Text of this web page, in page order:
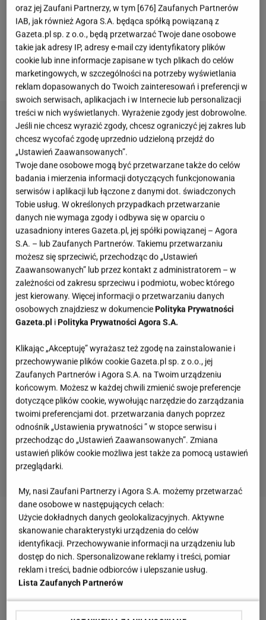
Ten regionalny wypiek od lat pojawia się na
rodzinnych stołach jako dodatek dokawy, herbaty
lub szklanki mleka. Jego receptura opiera się na
prostych składnikach, które wiele osób ma już w
swojej kuchni.
Zobacz wideoSuperszybkie ciasto z rabarbarem.
Nasz kucharz wie, co zrobić, by było jeszcze lepsze.
"Namoczcie"
pochodzi z Galicji, do dziś cieszy się popularnością
oraz jej Zaufani Partnerzy, w tym [676] Zaufanych Partnerów
IAB, jak również Agora S.A. będąca spółką powiązaną z
Gazeta.pl sp. z o.o., będą przetwarzać Twoje dane osobowe
takie jak adresy IP, adresy e-mail czy identyfikatory plików
cookie lub inne informacje zapisane w tych plikach do celów
marketingowych, w szczególności na potrzeby wyświetlania
reklam dopasowanych do Twoich zainteresowań i preferencji w
swoich serwisach, aplikacjach i w Internecie lub personalizacji
treści w nich wyświetlanych. Wyrażenie zgody jest dobrowolne.
Jeśli nie chcesz wyrazić zgody, chcesz ograniczyć jej zakres lub
chcesz wycofać zgodę uprzednio udzieloną przejdź do
„Ustawień Zaawansowanych”.
Twoje dane osobowe mogą być przetwarzane także do celów
badania i mierzenia informacji dotyczących funkcjonowania
serwisów i aplikacji lub łączone z danymi dot. świadczonych
Tobie usług. W określonych przypadkach przetwarzanie
danych nie wymaga zgody i odbywa się w oparciu o
uzasadniony interes Gazeta.pl, jej spółki powiązanej – Agora
S.A. – lub Zaufanych Partnerów. Takiemu przetwarzaniu
możesz się sprzeciwić, przechodząc do „Ustawień
Zaawansowanych” lub przez kontakt z administratorem – w
zależności od zakresu sprzeciwu i podmiotu, wobec którego
jest kierowany. Więcej informacji o przetwarzaniu danych
osobowych znajdziesz w dokumencie Polityka Prywatności
Gazeta.pl i Polityka Prywatności Agora S.A.
Klikając „Akceptuję” wyrażasz też zgodę na zainstalowanie i
przechowywanie plików cookie Gazeta.pl sp. z o.o., jej
Zaufanych Partnerów i Agora S.A. na Twoim urządzeniu
końcowym. Możesz w każdej chwili zmienić swoje preferencje
dotyczące plików cookie, wywołując narzędzie do zarządzania
twoimi preferencjami dot. przetwarzania danych poprzez
odnośnik „Ustawienia prywatności ” w stopce serwisu i
przechodząc do „Ustawień Zaawansowanych”. Zmiana
ustawień plików cookie możliwa jest także za pomocą ustawień
przeglądarki.
My, nasi Zaufani Partnerzy i Agora S.A. możemy przetwarzać
dane osobowe w następujących celach:
Użycie dokładnych danych geolokalizacyjnych. Aktywne
skanowanie charakterystyki urządzenia do celów
identyfikacji. Przechowywanie informacji na urządzeniu lub
dostęp do nich. Spersonalizowane reklamy i treści, pomiar
reklam i treści, badnie odbiorców i ulepszanie usług.
Lista Zaufanych Partnerów